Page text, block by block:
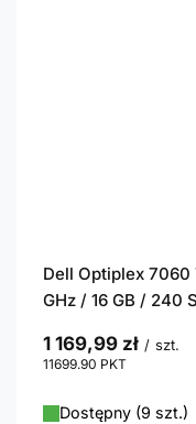
Dell Optiplex
GHz / 16 GB / 240
1 169,99 zł / szt.
11699.90 PKT
Dostępny (9 szt.)